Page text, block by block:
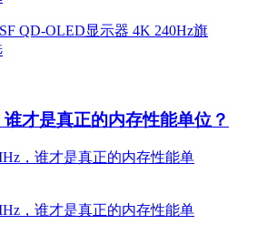
才是真正的内存性能单位？